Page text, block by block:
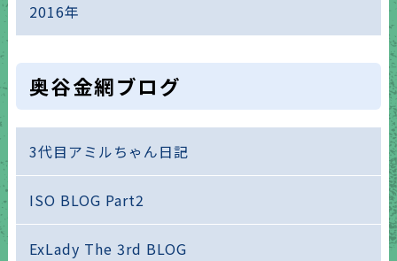
2016年
奥谷金網ブログ
3代目アミルちゃん日記
ISO BLOG Part2
ExLady The 3rd BLOG